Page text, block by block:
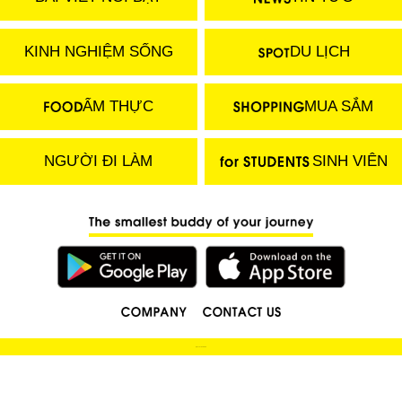
KINH NGHIỆM SỐNG DU LỊCH
ẨM THỰC MUA SẮM
NGƯỜI ĐI LÀM SINH VIÊN